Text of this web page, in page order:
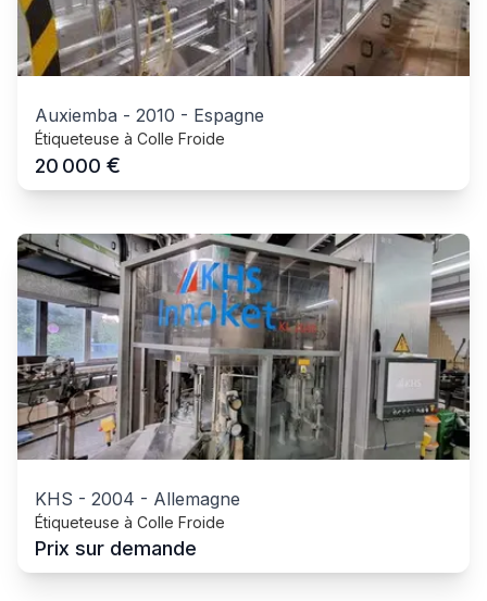
Auxiemba - 2010 - Espagne
Étiqueteuse à Colle Froide
20 000 €
KHS - 2004 - Allemagne
Étiqueteuse à Colle Froide
Prix sur demande